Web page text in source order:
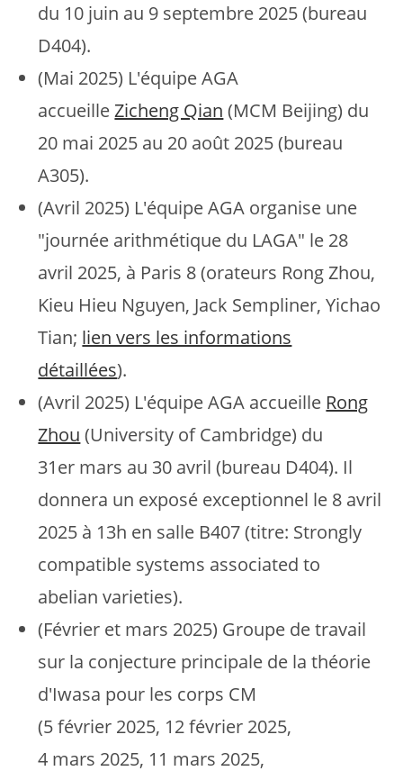
du 10 juin au 9 septembre 2025 (bureau
D404).
(Mai 2025) L'équipe AGA
accueilleZicheng Qian (MCM Beijing) du
20 mai 2025 au 20 août 2025 (bureau
A305).
(Avril 2025) L'équipe AGA organise une
"journée arithmétique du LAGA" le 28
avril 2025, à Paris 8 (orateurs Rong Zhou,
Kieu Hieu Nguyen, Jack Sempliner, Yichao
Tian; lien vers les informations
détaillées).
(Avril 2025) L'équipe AGA accueille Rong
Zhou (University of Cambridge) du
31er mars au 30 avril (bureau D404). Il
donnera un exposé exceptionnel le 8 avril
2025 à 13h en salle B407 (titre: Strongly
compatible systems associated to
abelian varieties).
(Février et mars 2025) Groupe de travail
sur la conjecture principale de la théorie
d'Iwasa pour les corps CM
(5 février 2025, 12 février 2025,
4 mars 2025, 11 mars 2025,